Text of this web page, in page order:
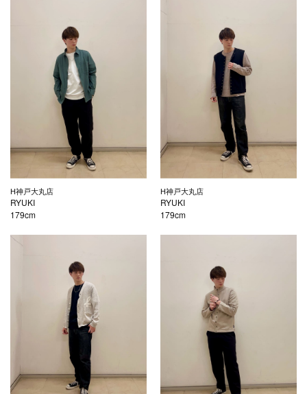
H神戸大丸店
RYUKI
179cm
H神戸大丸店
RYUKI
179cm